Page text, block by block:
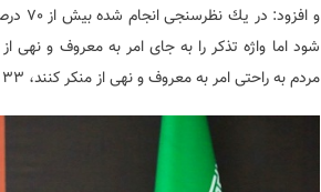
و
شود اما واژه تذكر را به جای امر به معروف و نهی
مردم به راحتی امر به معروف و نهی از منكر كنند، ٣٣ درصد مردم اعلام كرده‌اند كه از این کار می‌ترسند.